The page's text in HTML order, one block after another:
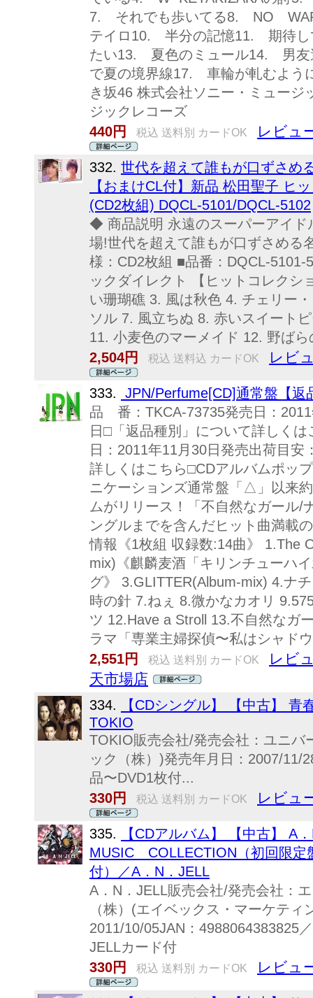
7. それでも歩いてる8. NO
テイロ10. 半分の記憶11. 期待
たい13. 夏色のミュール14. 男
で夏の境界線17. 車輪が軋むよう
き坂46 株式会社ソニー・ミュー
ジックレコーズ
440円
税込 送料別 カードOK レビュ
332. 世代を超えて誰もが口ずさめ
【おまけCL付】新品 松田聖子 ヒ
(CD2枚組) DQCL-5101/DQCL-5102
◆ 商品説明 永遠のスーパーアイド
場!世代を超えて誰もが口ずさめる
様：CD2枚組 ■品番：DQCL-
ックダイレクト 【ヒットコレクシ
い珊瑚礁 3. 風は秋色 4. チェリー
ソル 7. 風立ちぬ 8. 赤いスイート
11. 小麦色のマーメイド 12. 野ばら
2,504円
税込 送料込 カードOK レビ
333.
JPN/Perfume[CD]通常盤【返
品 番：TKCA-73735発売日：
日□「返品種別」について詳しく
日：2011年11月30日発売出荷目
詳しくはこちら□CDアルバムポッ
ニケーションズ通常盤「△」以来
ムがリリース！「不自然なガール/
ングルまでを含んだヒット曲満載
情報《1枚組 収録数:14曲》 1.The
mix)《麒麟麦酒「キリンチューハ
グ》 3.GLITTER(Album-mix) 4.ナ
時の針 7.ねぇ 8.微かなカオリ
ツ 12.Have a Stroll 13.不自然なガ
ラマ「専業主婦探偵〜私はシャド
2,551円
税込 送料別 カードOK
レビ
天市場店
334.
【CDシングル】 【中古】 青
TOKIO
TOKIO販売会社/発売会社：ユニ
ック（株）)発売年月日：2007/11/
品〜DVD1枚付...
330円
税込 送料別 カードOK レビュ
335.
【CDアルバム】 【中古】
MUSIC COLLECTION（初回限定
付）／A．N．JELL
A．N．JELL販売会社/発売会社：
（株）(エイベックス・マーケテ
2011/10/05JAN：4988064383825
JELLカード付
330円
税込 送料別 カードOK レビュ